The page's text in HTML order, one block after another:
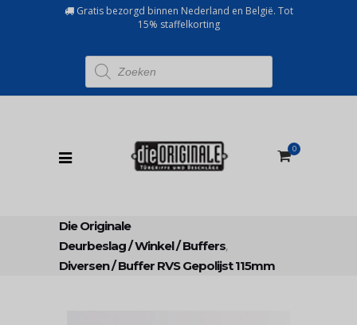
Gratis bezorgd binnen Nederland en België. Tot
15% staffelkorting
Producten
zoeken
0
Die Originale
Deurbeslag/Winkel/Buffers,
Diversen/Buffer RVS Gepolijst 115mm